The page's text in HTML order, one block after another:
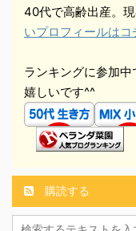
40代で高齢出産。現
いプロフィールはコ
ランキングに参加
嬉しいです^^
購読する